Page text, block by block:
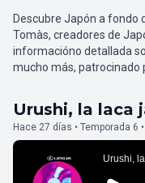
Descubre Japón a fondo
Tomàs, creadores de
informacióno detallada
mucho más, patrocinado
Urushi, la laca
Hace 27 días • Temporada 6